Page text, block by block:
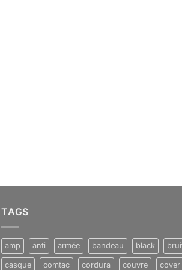
TAGS
amp anti armée bandeau black
casque comtac cordura couvre cover